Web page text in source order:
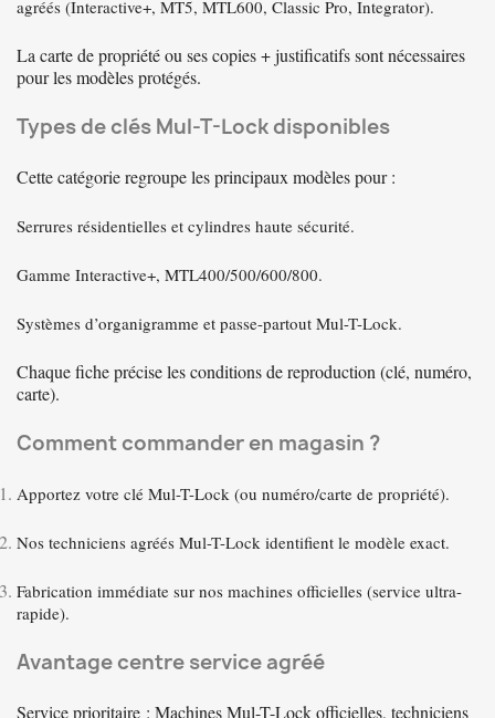
agréés (Interactive+, MT5, MTL600, Classic Pro, Integrator).
La carte de propriété ou ses copies + justificatifs sont nécessaires
pour les modèles protégés.
Types de clés Mul-T-Lock disponibles
Cette catégorie regroupe les principaux modèles pour :
Serrures résidentielles et cylindres haute sécurité.
Gamme Interactive+, MTL400/500/600/800.
Systèmes d’organigramme et passe-partout Mul-T-Lock.
Chaque fiche précise les conditions de reproduction (clé, numéro,
carte).
Comment commander en magasin ?
Apportez votre clé Mul-T-Lock (ou numéro/carte de propriété).
Nos techniciens agréés Mul-T-Lock identifient le modèle exact.
Fabrication immédiate sur nos machines officielles (service ultra-
rapide).
Avantage centre service agréé
Service prioritaire : Machines Mul-T-Lock officielles, techniciens